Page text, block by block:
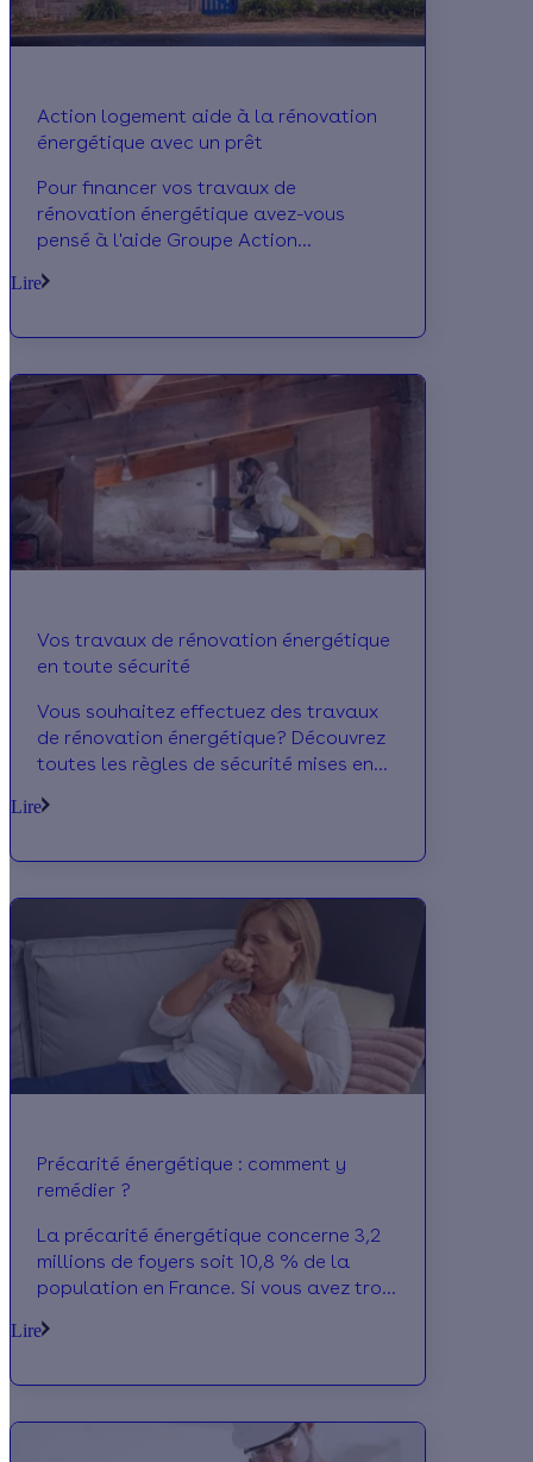
Action logement aide à la rénovation
énergétique avec un prêt
Pour financer vos travaux de
rénovation énergétique avez-vous
pensé à l'aide Groupe Action
sous conditions, venez les découvrir.
Lire
Vos travaux de rénovation énergétique
en toute sécurité
Vous souhaitez effectuez des travaux
de rénovation énergétique? Découvrez
toutes les règles de sécurité mises en
pendant et après les travaux. Effy vous
propose un des ses artisans
partenaires certifiés RGE.
Lire
Précarité énergétique : comment y
remédier ?
La précarité énergétique concerne 3,2
millions de foyers soit 10,8 % de la
population en France. Si vous avez trop
sûrement mal isolé. Découvrez comment
Lire